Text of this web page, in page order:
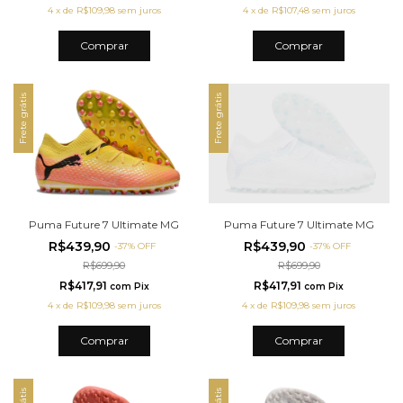
4 x de R$109,98 sem juros
Comprar
4 x de R$107,48 sem juros
Comprar
Frete grátis
Puma Future 7 Ultimate MG
R$439,90-37%OFF
R$699,90
R$417,91 com Pix
4 x de R$109,98 sem juros
Comprar
Frete grátis
Puma Future 7 Ultimate MG
R$439,90 -37% OFF
R$699,90
R$417,91com Pix
4 xde R$109,98 sem juros
Comprar